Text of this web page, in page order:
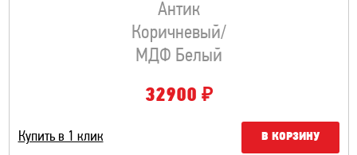
Антик
Коричневый/
МДФ Белый
32900 ₽
Купить в 1 клик В КОРЗИНУ